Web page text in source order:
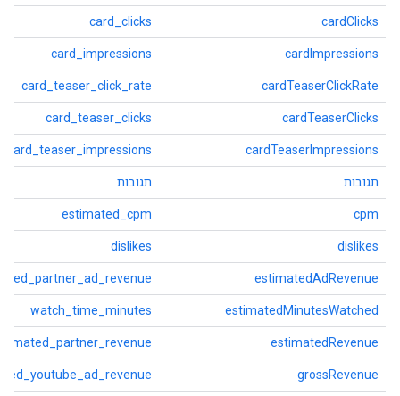
cardClicks
card_clicks
cardImpressions
card_impressions
cardTeaserClickRate
card_teaser_click_rate
cardTeaserClicks
card_teaser_clicks
cardTeaserImpressions
card_teaser_impressions
תגובות תגובות
cpm
estimated_cpm
dislikes
dislikes
estimatedAdRevenue
estimatedMinutesWatched
watch_time_minutes
estimatedRevenue
grossRevenue